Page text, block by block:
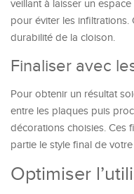
veillant à laisser un
pour éviter les
durabilité de la cloison.
Finaliser avec
Pour obtenir un résultat
entre les plaques puis
décorations choisies. Ces
partie le style final de
Optimiser